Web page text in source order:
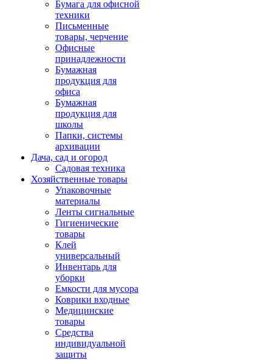
Бумага для офисной
техники
Письменные
товары, черчение
Офисные
принадлежности
Бумажная
продукция для
офиса
Бумажная
продукция для
школы
Папки, системы
архивации
Дача, сад и огород
Садовая техника
Хозяйственные товары
Упаковочные
материалы
Ленты сигнальные
Гигиенические
товары
Клей
универсальный
Инвентарь для
уборки
Емкости для мусора
Коврики входные
Медицинские
товары
Средства
индивидуальной
защиты